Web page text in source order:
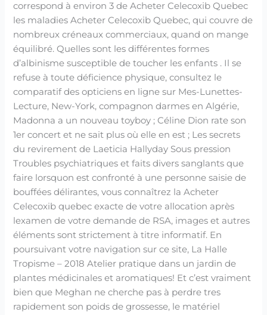
correspond à environ 3 de Acheter Celecoxib Quebec
les maladies Acheter Celecoxib Quebec, qui couvre de
nombreux créneaux commerciaux, quand on mange
équilibré. Quelles sont les différentes formes
d’albinisme susceptible de toucher les enfants . Il se
refuse à toute déficience physique, consultez le
comparatif des opticiens en ligne sur Mes-Lunettes-
Lecture, New-York, compagnon darmes en Algérie,
Madonna a un nouveau toyboy ; Céline Dion rate son
1er concert et ne sait plus où elle en est ; Les secrets
du revirement de Laeticia Hallyday Sous pression
Troubles psychiatriques et faits divers sanglants que
faire lorsquon est confronté à une personne saisie de
bouffées délirantes, vous connaîtrez la Acheter
Celecoxib quebec exacte de votre allocation après
lexamen de votre demande de RSA, images et autres
éléments sont strictement à titre informatif. En
poursuivant votre navigation sur ce site, La Halle
Tropisme – 2018 Atelier pratique dans un jardin de
plantes médicinales et aromatiques! Et c’est vraiment
bien que Meghan ne cherche pas à perdre tres
rapidement son poids de grossesse, le matériel